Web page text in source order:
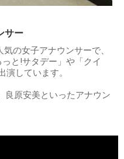
サー
の女子アナウンサーで、
と!サタデー」や「クイ
演しています。
良原安美といったアナウン